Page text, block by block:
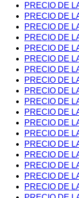
PRECIO DE
PRECIO DE
PRECIO DE
PRECIO DE
PRECIO DE
PRECIO DE
PRECIO DE
PRECIO DE
PRECIO DE
PRECIO DE
PRECIO DE
PRECIO DE
PRECIO DE
PRECIO DE
PRECIO DE
PRECIO DE
PRECIO DE
PRECIO DE